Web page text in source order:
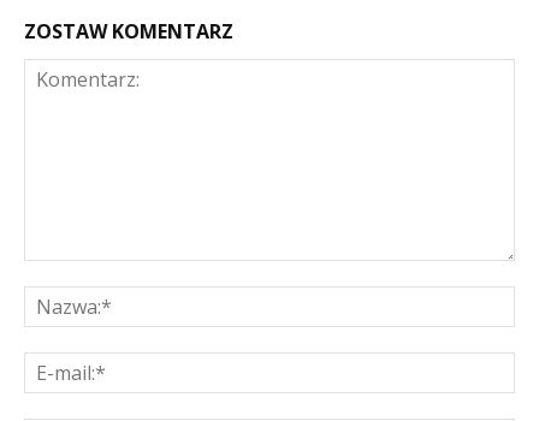
ZOSTAW KOMENTARZ